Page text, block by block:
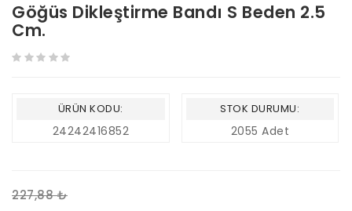
Göğüs Dikleştirme Bandı S Beden 2.5
Cm.
ÜRÜN KODU:
24242416852
STOK DURUMU:
2055 Adet
227,88 ₺